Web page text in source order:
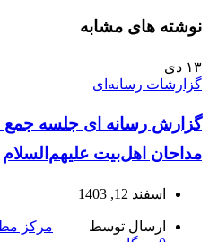
نوشته های مشابه
۱۳ دی
گزارشات رسانه‌ای
گزارش رسانه ای جلسه جمع
مداحان اهل‌بیت علیهم‌السلام
اسفند 12, 1403
ارسال توسط
مرکز